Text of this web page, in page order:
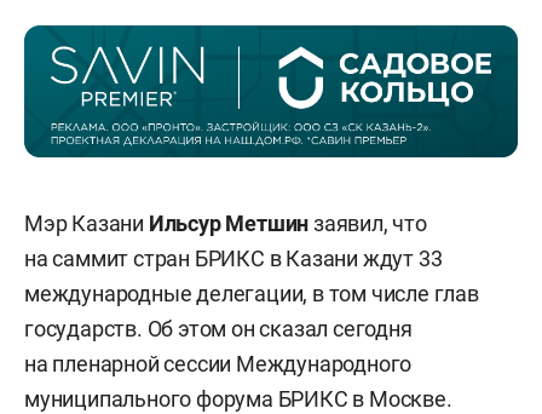
Мэр Казани Ильсур Метшинзаявил, что
на саммит стран БРИКС в Казани ждут 33
международные делегации, в том числе глав
государств. Об этом он сказал сегодня
на пленарной сессии Международного
муниципального форума БРИКС в Москве.